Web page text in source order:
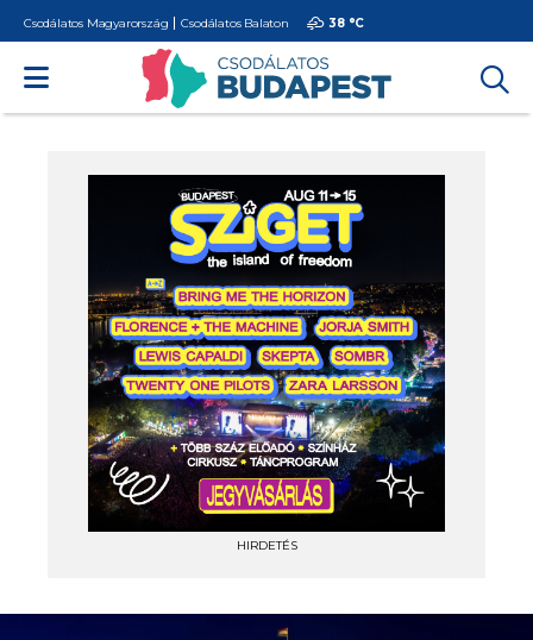
Csodálatos Magyarország Csodálatos Balaton 38 °C
HIRDETÉS